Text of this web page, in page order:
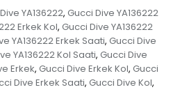
YA136222, Gucci Dive YA136222
Erkek Kol, Gucci Dive YA136222
YA136222 Erkek Saati, Gucci Dive
YA136222 Kol Saati, Gucci Dive
Erkek, Gucci Dive Erkek Kol, Gucci
Dive Erkek Saati, Gucci Dive Kol,